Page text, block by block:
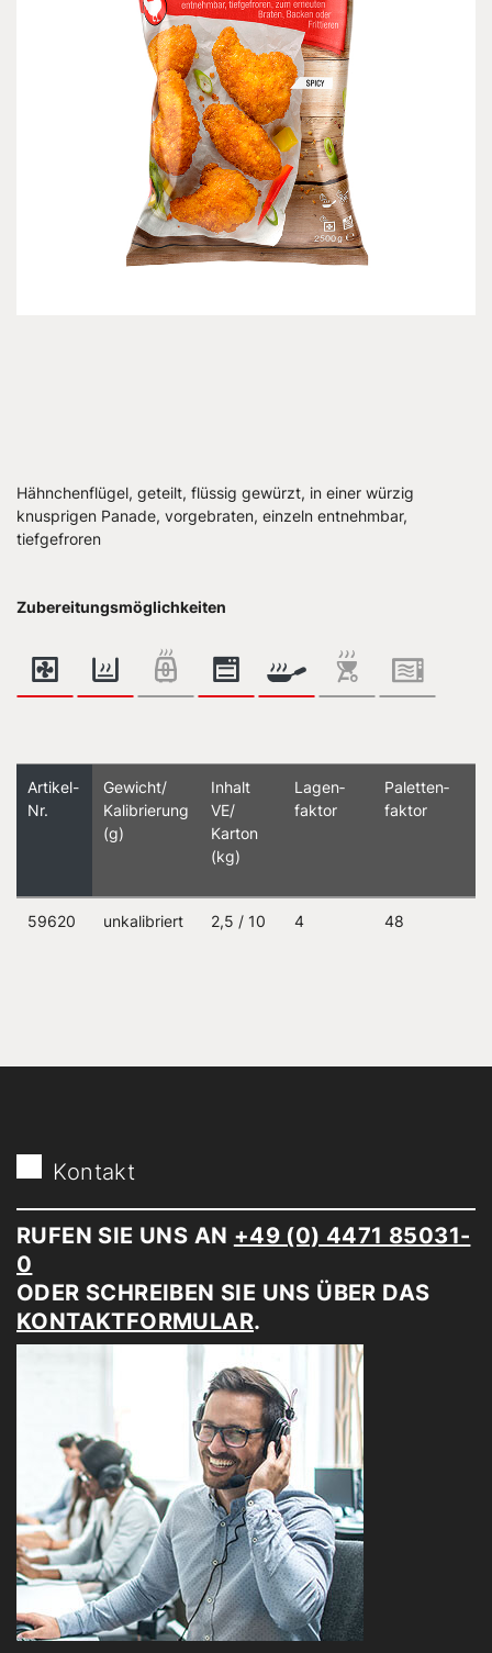
Hähnchenflügel, geteilt, flüssig gewürzt, in einer würzig
knusprigen Panade, vorgebraten, einzeln entnehmbar,
tiefgefroren
Zubereitungsmöglichkeiten
Artikel-
Nr.
Gewicht/
Kalibrierung
(g)
Inhalt
VE/
Karton
(kg)
Lagen­
faktor
Paletten­
faktor
59620 unkalibriert 2,5 / 10 4 48
Kontakt
RUFEN SIE UNS AN +49 (0) 4471 85031-
0
ODER SCHREIBEN SIE UNS ÜBER DAS
KONTAKTFORMULAR.